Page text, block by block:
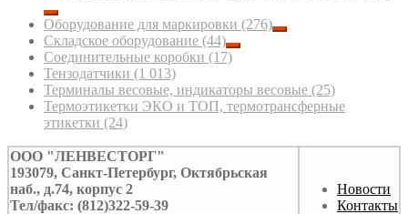
Оборудование для маркировки (276)
Складское оборудование (44)
Соединительные коробки (17)
Тензодатчики (1 013)
Терминалы весовые, индикаторы весовые (25)
Термоэтикетки ЭКО и ТОП, термотрансферные
этикетки (24)
ООО "ЛЕНВЕСТОРГ"
193079, Санкт-Петербург, Октябрьская
наб., д.74, корпус 2
Тел/факс: (812)322-59-39
Новости
Контакты